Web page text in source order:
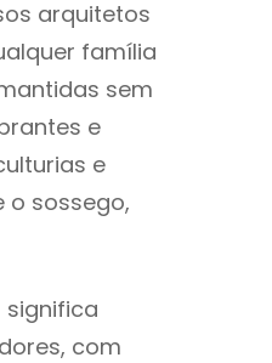
arquitetos
família
sem
e
e
o sossego,
significa
com